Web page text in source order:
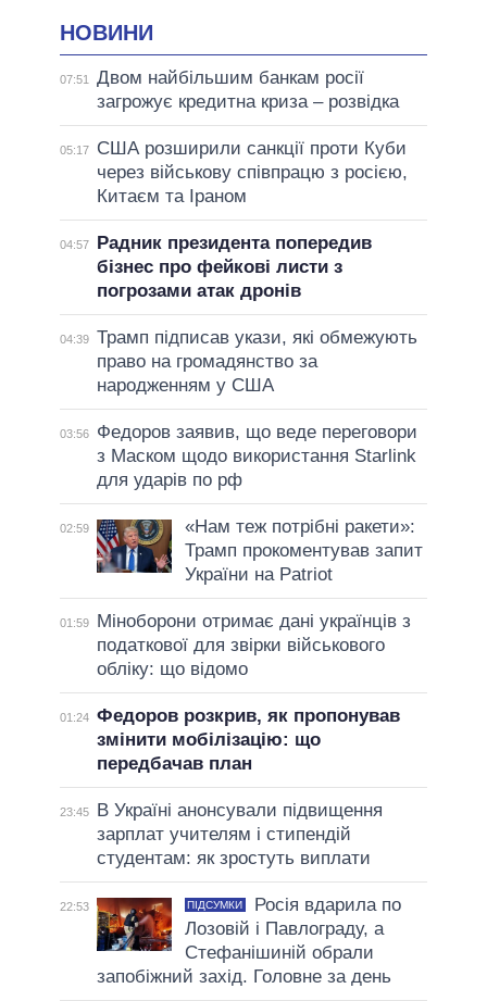
НОВИНИ
07:51
Двом найбільшим банкам росії
загрожує кредитна криза – розвідка
05:17
США розширили санкції проти Куби
через військову співпрацю з росією,
Китаєм та Іраном
04:57
Радник президента попередив
бізнес про фейкові листи з
погрозами атак дронів
04:39 Трамп підписав укази, які обмежують
право на громадянство за
народженням у США
03:56
Федоров заявив, що веде переговори
з Маском щодо використання Starlink
для ударів по рф
02:59
«Нам теж потрібні ракети»:
Трамп прокоментував запит
України на Patriot
01:59
Міноборони отримає дані українців з
податкової для звірки військового
обліку: що відомо
01:24 Федоров розкрив, як пропонував
змінити мобілізацію: що
передбачав план
23:45
В Україні анонсували підвищення
зарплат учителям і стипендій
студентам: як зростуть виплати
22:53 ПІДСУМКИ
Росія вдарила по
Лозовій і Павлограду, а
Стефанішиній обрали
запобіжний захід. Головне за день